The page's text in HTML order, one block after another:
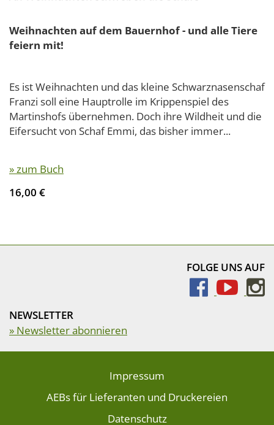
Weihnachten auf dem Bauernhof - und alle Tiere
feiern mit!
Es ist Weihnachten und das kleine Schwarznasenschaf
Franzi soll eine Hauptrolle im Krippenspiel des
Martinshofs übernehmen. Doch ihre Wildheit und die
Eifersucht von Schaf Emmi, das bisher immer...
» zum Buch
16,00 €
FOLGE UNS AUF
NEWSLETTER
» Newsletter abonnieren
Impressum
AEBs für Lieferanten und Druckereien
Datenschutz